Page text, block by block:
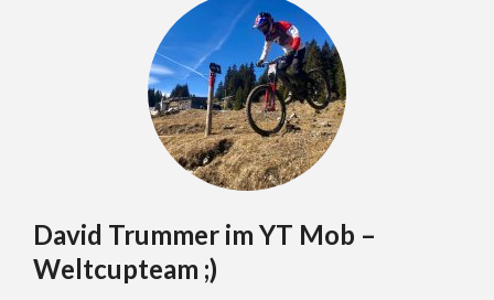
David Trummer im YT Mob –
Weltcupteam ;)